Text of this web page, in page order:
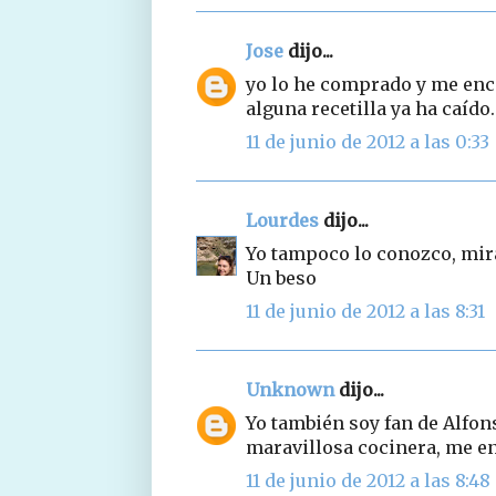
Jose dijo...
yo lo he comprado y me
alguna recetilla ya ha
11 de junio de 2012 a las 0:33
Lourdes dijo...
Yo tampoco lo conozco,
Un beso
11 de junio de 2012 a las 8:31
Unknowndijo...
Yo también soy fan de
maravillosa cocinera, me
11 de junio de 2012 a las 8:48